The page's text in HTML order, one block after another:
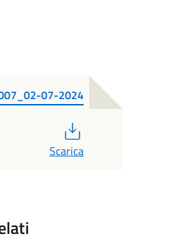
07-2024
Scarica